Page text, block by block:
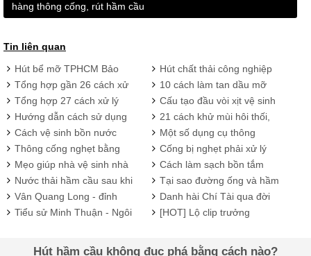
hàng thông cống, rút hầm cầu
Tin liên quan
Hút bể mỡ TPHCM Bảo
Phát giá rẻ | BH: 24 tháng
Hút chất thải công nghiệp
TP.HCM uy tín, giá rẻ,
đúng quy trình
Tổng hợp gần 26 cách xử
lý mùi hôi nhà vệ sinh siêu
đơn giản mà hiệu quả vô
cùng
10 cách làm tan dầu mỡ
trong đường ống hiệu quả
Tổng hợp 27 cách xử lý
mùi hôi nhà vệ sinh hiệu
quả nhất
Cấu tạo đầu vòi xịt vệ sinh
và cách lắp đặt vòi xịt chi
tiết nhất
Hướng dẫn cách sử dụng
vòi xịt vệ sinh an toàn,
thống khoái
21 cách khử mùi hôi thối,
ẩm mốc trong phòng ngủ
hiệu quả
Cách vệ sinh bồn nước
nhựa nhanh chóng tại nhà
Một số dụng cụ thông
nghẹt mà bạn có thể mua
để tại nhà
Thông cống nghẹt bằng
máy lò xo chuyên dụng
Cống bị nghẹt phải xử lý
như thế nào là nhanh nhất.
Mẹo giúp nhà vệ sinh nhà
bạn thơm thoa như nhà vệ
sinh khách sạn
Cách làm sạch bồn tắm
đơn giản và hiệu quả nhất
Nước thải hầm cầu sau khi
hút được xử lý như thế nào
Tại sao đường ống và hầm
cầu nhà bạn thường bị
nghẹt?
Vân Quang Long - đỉnh
cao sự nghiệp âm nhạc
Danh hài Chí Tài qua đời
vì đột qụy
Tiểu sử Minh Thuận - Ngôi
[HOT] Lộ clip trưởng
Xuyên full clip
Hút hầm cầu không đục phá bằng cách nào?